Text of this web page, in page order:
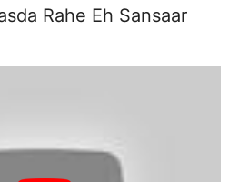
Rahe Eh Sansaar